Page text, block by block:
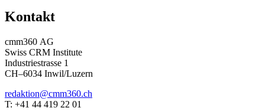
Kontakt
cmm360 AG
Swiss CRM Institute
Industriestrasse 1
CH–6034 Inwil/Luzern
redaktion@cmm360.ch
T: +41 44 419 22 01